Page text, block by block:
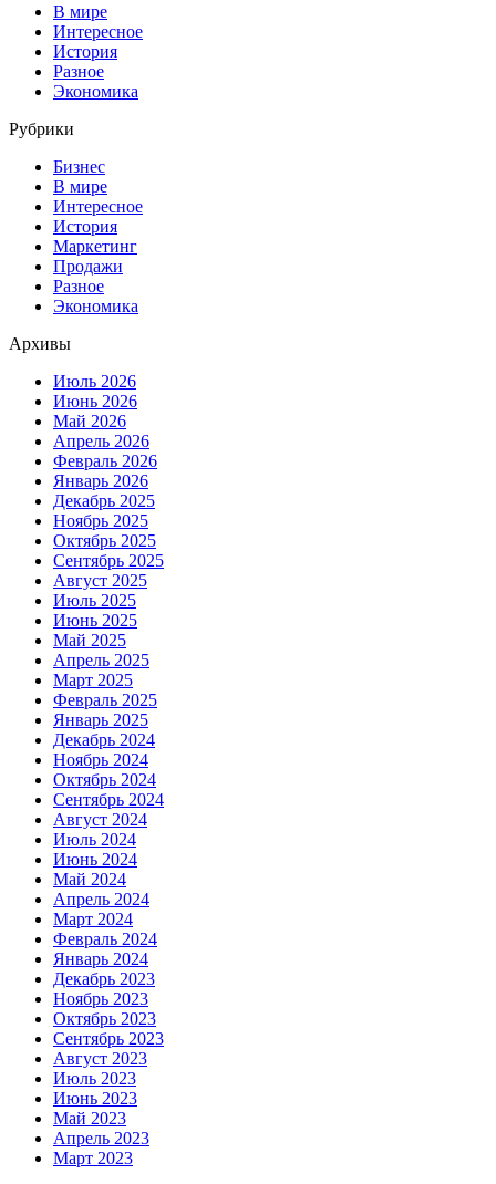
В мире
Интересное
История
Разное
Экономика
Рубрики
Бизнес
В мире
Интересное
История
Маркетинг
Продажи
Разное
Экономика
Архивы
Июль 2026
Июнь 2026
Май 2026
Апрель 2026
Февраль 2026
Январь 2026
Декабрь 2025
Ноябрь 2025
Октябрь 2025
Сентябрь 2025
Август 2025
Июль 2025
Июнь 2025
Май 2025
Апрель 2025
Март 2025
Февраль 2025
Январь 2025
Декабрь 2024
Ноябрь 2024
Октябрь 2024
Сентябрь 2024
Август 2024
Июль 2024
Июнь 2024
Май 2024
Апрель 2024
Март 2024
Февраль 2024
Январь 2024
Декабрь 2023
Ноябрь 2023
Октябрь 2023
Сентябрь 2023
Август 2023
Июль 2023
Июнь 2023
Май 2023
Апрель 2023
Март 2023